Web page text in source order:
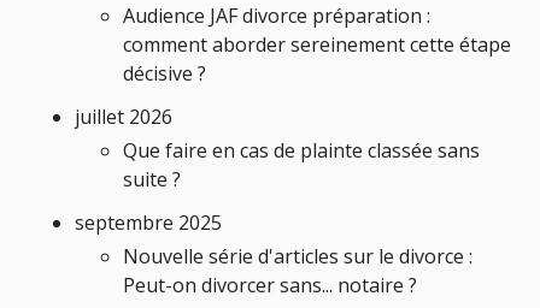
Audience JAF divorce préparation :
comment aborder sereinement cette étape
décisive ?
juillet 2026
Que faire en cas de plainte classée sans
suite ?
septembre 2025
Nouvelle série d'articles sur le divorce :
Peut-on divorcer sans... notaire ?